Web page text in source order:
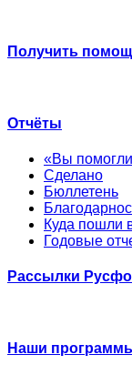
Получить
Отчёты
«Вы
Сделано
Бюллетень
Куда пошли
Годовые
Рассылки
Наши